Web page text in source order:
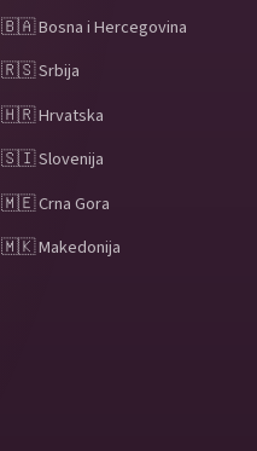
🇧🇦 Bosna i Hercegovina
🇷🇸 Srbija
🇭🇷 Hrvatska
🇸🇮 Slovenija
🇲🇪 Crna Gora
🇲🇰 Makedonija